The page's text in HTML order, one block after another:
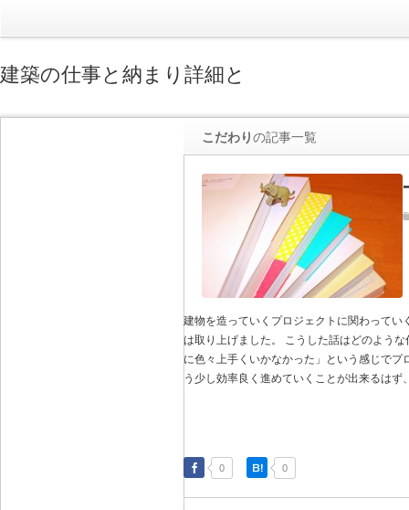
建築の仕事と納まり詳細と
こだわりの記事一覧
建物を造っていくプロジェクトに関わって
は取り上げました。 こうした話はどのよう
に色々上手くいかなかった」という感じで
う少し効率良く進めていくことが出来るは
0 0